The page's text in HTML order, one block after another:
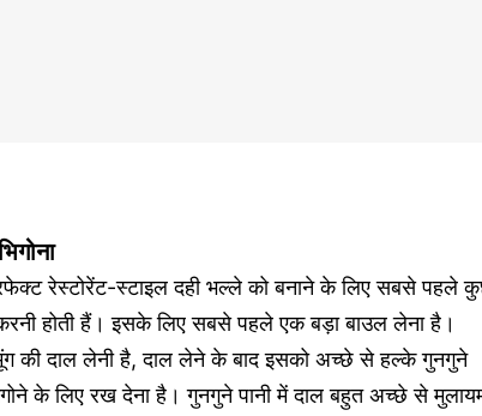
रेस्टोरेंट-स्टाइल दही भल्ले को बनाने के लिए सबसे पहले
करनी होती हैं। इसके लिए सबसे पहले एक बड़ा बाउल लेना है।
की दाल लेनी है, दाल लेने के बाद इसको अच्छे से हल्के गुनगुने
के लिए रख देना है। गुनगुने पानी में दाल बहुत अच्छे से